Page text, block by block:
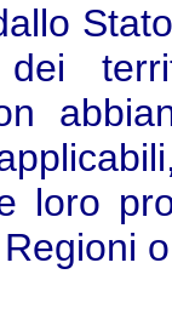
dei
loro